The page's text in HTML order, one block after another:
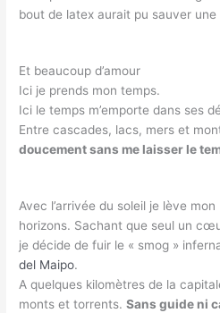
bout de latex aurait pu sauver une
Et beaucoup d’amour
Ici je prends mon temps.
Ici le temps m’emporte dans ses
Entre cascades, lacs, mers et
doucement sans me laisser le
Avec l’arrivée du soleil je lève
horizons. Sachant que seul un
je décide de fuir le « smog »
del Maipo.
A quelques kilomètres de la
monts et torrents.Sans guide ni